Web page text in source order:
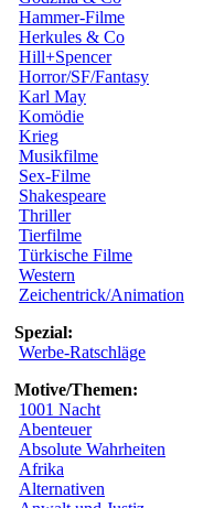
Hammer-Filme
Herkules & Co
Hill+Spencer
Horror/SF/Fantasy
Karl May
Komödie
Krieg
Musikfilme
Sex-Filme
Shakespeare
Thriller
Tierfilme
Türkische Filme
Western
Zeichentrick/Animation
Spezial:
Werbe-Ratschläge
Motive/Themen:
1001 Nacht
Abenteuer
Absolute Wahrheiten
Afrika
Alternativen